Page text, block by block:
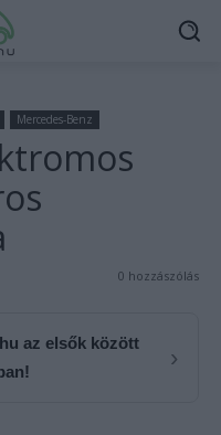
Mercedes-Benz
0 hozzászólás
az elsők között
›